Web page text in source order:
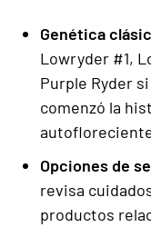
Genética
Lowryder #1,
Purple Ryder
comenzó la
Opciones de
revisa
productos